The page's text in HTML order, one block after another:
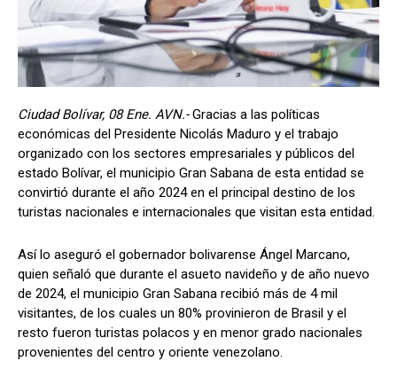
Ciudad Bolívar, 08 Ene. AVN.-Gracias a las políticas
económicas del Presidente Nicolás Maduro y el trabajo
organizado con los sectores empresariales y públicos del
estado Bolívar, el municipio Gran Sabana de esta entidad se
convirtió durante el año 2024 en el principal destino de los
turistas nacionales e internacionales que visitan esta entidad.
Así lo aseguró el gobernador bolivarense Ángel Marcano,
quien señaló que durante el asueto navideño y de año nuevo
de 2024, el municipio Gran Sabana recibió más de 4 mil
visitantes, de los cuales un 80% provinieron de Brasil y el
resto fueron turistas polacos y en menor grado nacionales
provenientes del centro y oriente venezolano.